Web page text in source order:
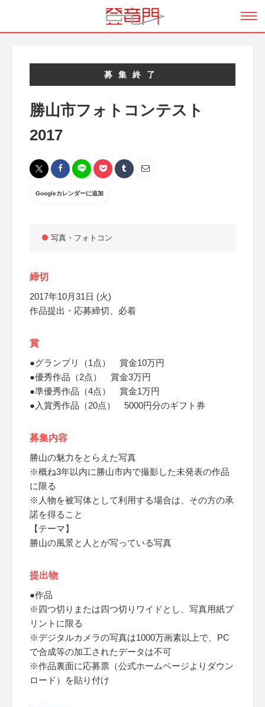
募集終了
勝山市フォトコンテスト
2017
Googleカレンダーに追加
写真・フォトコン
締切
2017年10月31日 (火)
作品提出・応募締切、必着
賞
●グランプリ（1点） 賞金10万円
●優秀作品（2点） 賞金3万円
●準優秀作品（4点） 賞金1万円
●入賞秀作品（20点） 5000円分のギフト券
募集内容
勝山の魅力をとらえた写真
※概ね3年以内に勝山市内で撮影した未発表の作品
に限る
※人物を被写体として利用する場合は、その方の承
諾を得ること
【テーマ】
勝山の風景と人とが写っている写真
提出物
●作品
※四つ切りまたは四つ切りワイドとし、写真用紙プ
リントに限る
※デジタルカメラの写真は1000万画素以上で、PC
で合成等の加工されたデータは不可
※作品裏面に応募票（公式ホームページよりダウン
ロード）を貼り付け